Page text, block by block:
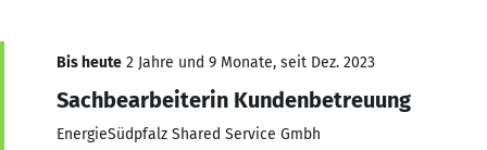
Bis heute 2 Jahre und 9 Monate, seit Dez. 2023
Sachbearbeiterin Kundenbetreuung
EnergieSüdpfalz Shared Service Gmbh